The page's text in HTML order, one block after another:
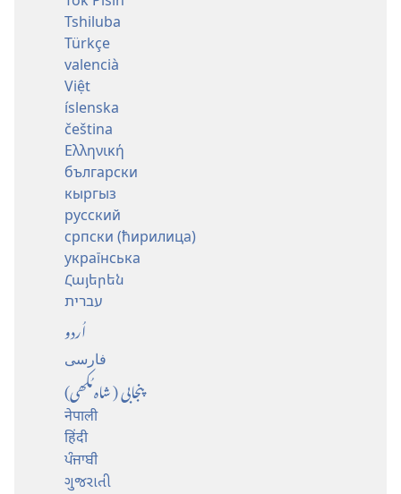
Tshiluba
Türkçe
valencià
Việt
íslenska
čeština
Ελληνική
български
кыргыз
русский
српски (ћирилица)
українська
Հայերեն
עברית
اُردو
فارسی
پنجابی (شاہ مُکھی)
नेपाली
हिंदी
ਪੰਜਾਬੀ
ગુજરાતી